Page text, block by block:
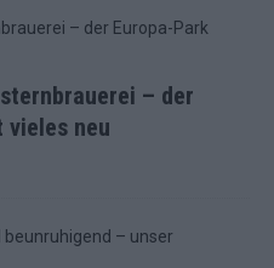
– der
vieles neu